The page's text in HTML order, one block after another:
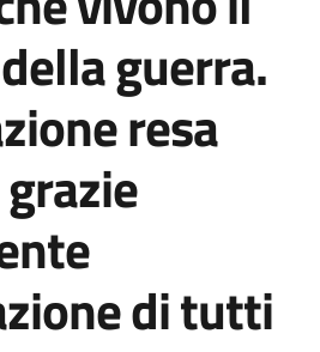
guerra.
resa
di tutti